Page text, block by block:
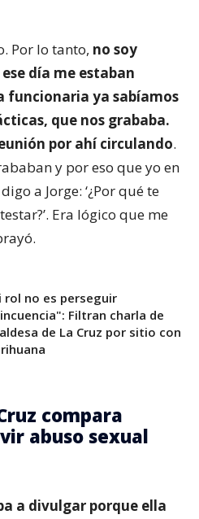
Por lo tanto, no soy
día me estaban
funcionaria ya sabíamos
que nos grababa.
por ahí circulando.
y por eso que yo en
a Jorge: ‘¿Por qué te
Era lógico que me
rol no es perseguir
Filtran charla de
de La Cruz por sitio con
compara
abuso sexual
a divulgar porque ella